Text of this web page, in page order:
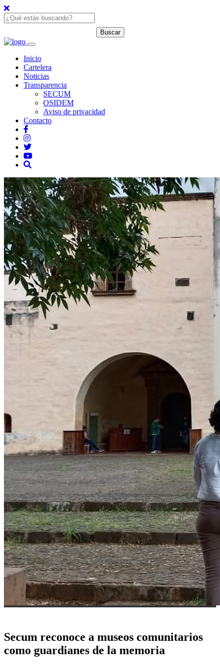
Inicio
Cartelera
Noticias
Transparencia
SECUM
OSIDEM
Aviso de privacidad
Contacto
Secum reconoce a museos comunitarios
como guardianes de la memoria